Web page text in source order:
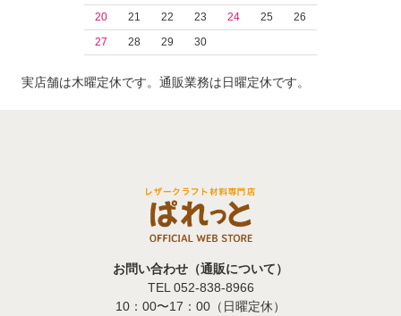
20
21 22 23 24 25
26
27
28 29 30
実店舗は木曜定休です。通販業務は日曜定休です。
お問い合わせ（通販について）
TEL 052-838-8966
10：00〜17：00（日曜定休）